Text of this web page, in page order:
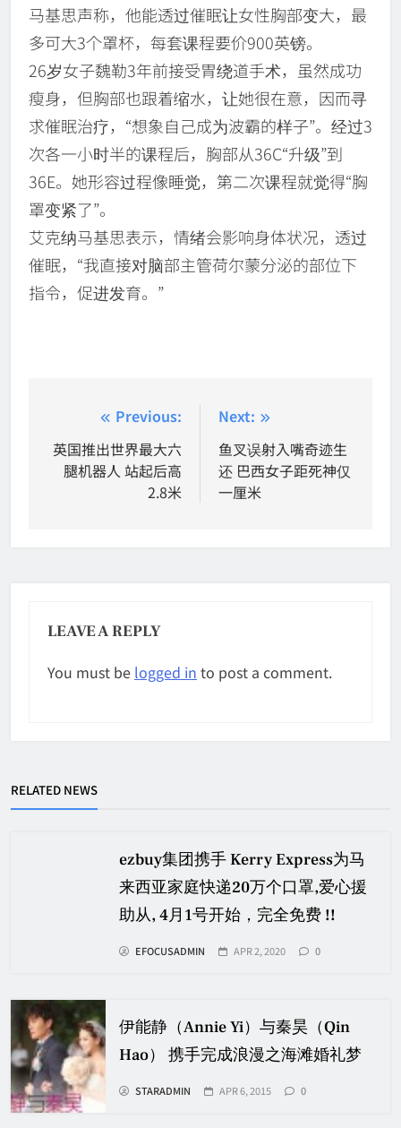
马基思声称，他能透过催眠让女性胸部变大，最
多可大3个罩杯，每套课程要价900英镑。
26岁女子魏勒3年前接受胃绕道手术，虽然成功
瘦身，但胸部也跟着缩水，让她很在意，因而寻
求催眠治疗，“想象自己成为波霸的样子”。经过3
次各一小时半的课程后，胸部从36C“升级”到
36E。她形容过程像睡觉，第二次课程就觉得“胸
罩变紧了”。
艾克纳马基思表示，情绪会影响身体状况，透过
催眠，“我直接对脑部主管荷尔蒙分泌的部位下
指令，促进发育。”
navigation
Previous:
英国推出世界最大六
腿机器人 站起后高
2.8米
Next:
鱼叉误射入嘴奇迹生
还 巴西女子距死神仅
一厘米
LEAVE A REPLY
You must be logged in to post a comment.
RELATED NEWS
ezbuy集团携手 Kerry Express为马
来西亚家庭快递20万个口罩,爱心援
助从, 4月1号开始，完全免费 !!
EFOCUSADMIN APR 2, 2020 0
伊能静（Annie Yi）与秦昊（Qin
Hao） 携手完成浪漫之海滩婚礼梦
STARADMIN APR 6, 2015 0